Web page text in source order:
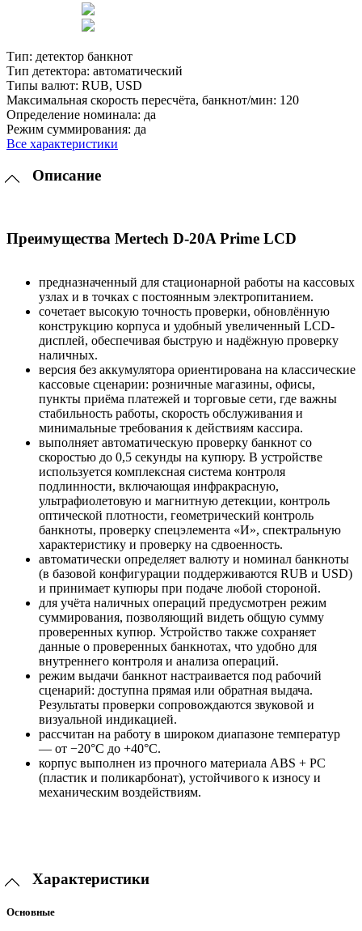
Тип: детектор банкнот
Тип детектора: автоматический
Типы валют: RUB, USD
Максимальная скорость пересчёта, банкнот/мин: 120
Определение номинала: да
Режим суммирования: да
Все характеристики
Описание
Преимущества Mertech D-20A Prime LСD
предназначенный для стационарной работы на кассовых
узлах и в точках с постоянным электропитанием.
сочетает высокую точность проверки, обновлённую
конструкцию корпуса и удобный увеличенный LCD-
дисплей, обеспечивая быструю и надёжную проверку
наличных.
версия без аккумулятора ориентирована на классические
кассовые сценарии: розничные магазины, офисы,
пункты приёма платежей и торговые сети, где важны
стабильность работы, скорость обслуживания и
минимальные требования к действиям кассира.
выполняет автоматическую проверку банкнот со
скоростью до 0,5 секунды на купюру. В устройстве
используется комплексная система контроля
подлинности, включающая инфракрасную,
ультрафиолетовую и магнитную детекции, контроль
оптической плотности, геометрический контроль
банкноты, проверку спецэлемента «И», спектральную
характеристику и проверку на сдвоенность.
автоматически определяет валюту и номинал банкноты
(в базовой конфигурации поддерживаются RUB и USD)
и принимает купюры при подаче любой стороной.
для учёта наличных операций предусмотрен режим
суммирования, позволяющий видеть общую сумму
проверенных купюр. Устройство также сохраняет
данные о проверенных банкнотах, что удобно для
внутреннего контроля и анализа операций.
режим выдачи банкнот настраивается под рабочий
сценарий: доступна прямая или обратная выдача.
Результаты проверки сопровождаются звуковой и
визуальной индикацией.
рассчитан на работу в широком диапазоне температур
— от −20°С до +40°С.
корпус выполнен из прочного материала ABS + PC
(пластик и поликарбонат), устойчивого к износу и
механическим воздействиям.
Характеристики
Основные